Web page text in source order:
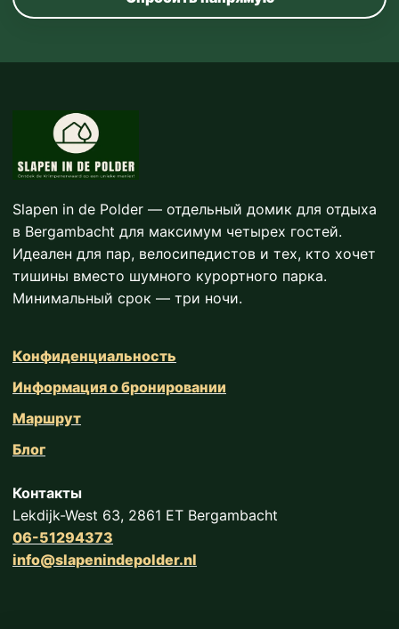
Slapen in de Polder — отдельный домик для отдыха
в Bergambacht для максимум четырех гостей.
Идеален для пар, велосипедистов и тех, кто хочет
тишины вместо шумного курортного парка.
Минимальный срок — три ночи.
Конфиденциальность
Информация о бронировании
Маршрут
Блог
Контакты
Lekdijk-West 63, 2861 ET Bergambacht
06-51294373
info@slapenindepolder.nl